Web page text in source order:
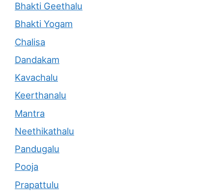
Bhakti Geethalu
Bhakti Yogam
Chalisa
Dandakam
Kavachalu
Keerthanalu
Mantra
Neethikathalu
Pandugalu
Pooja
Prapattulu